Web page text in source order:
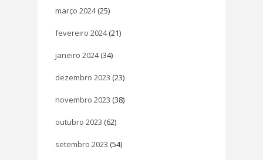
março 2024(25)
fevereiro 2024(21)
janeiro 2024(34)
dezembro 2023 (23)
novembro 2023 (38)
outubro 2023 (62)
setembro 2023 (54)